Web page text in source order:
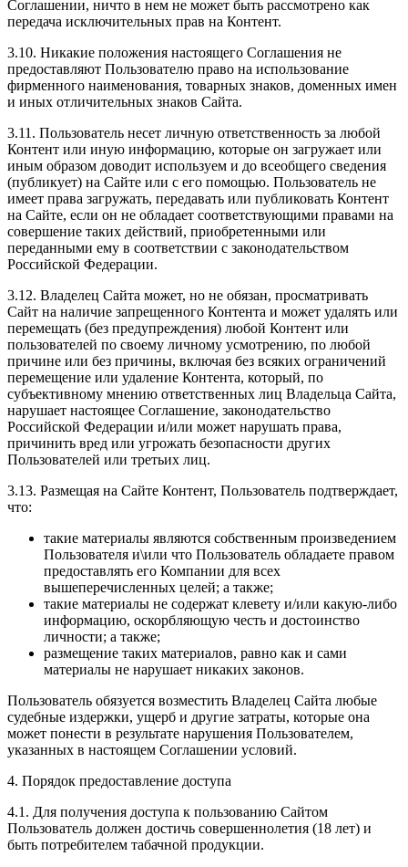
Соглашении, ничто в нем не может быть рассмотрено как
передача исключительных прав на Контент.
3.10. Никакие положения настоящего Соглашения не
предоставляют Пользователю право на использование
фирменного наименования, товарных знаков, доменных имен
и иных отличительных знаков Сайта.
3.11. Пользователь несет личную ответственность за любой
Контент или иную информацию, которые он загружает или
иным образом доводит используем и до всеобщего сведения
(публикует) на Сайте или с его помощью. Пользователь не
имеет права загружать, передавать или публиковать Контент
на Сайте, если он не обладает соответствующими правами на
совершение таких действий, приобретенными или
переданными ему в соответствии с законодательством
Российской Федерации.
3.12. Владелец Сайта может, но не обязан, просматривать
Сайт на наличие запрещенного Контента и может удалять или
перемещать (без предупреждения) любой Контент или
пользователей по своему личному усмотрению, по любой
причине или без причины, включая без всяких ограничений
перемещение или удаление Контента, который, по
субъективному мнению ответственных лиц Владельца Сайта,
нарушает настоящее Соглашение, законодательство
Российской Федерации и/или может нарушать права,
причинить вред или угрожать безопасности других
Пользователей или третьих лиц.
3.13. Размещая на Сайте Контент, Пользователь подтверждает,
что:
такие материалы являются собственным произведением
Пользователя и\или что Пользователь обладаете правом
предоставлять его Компании для всех
вышеперечисленных целей; а также;
такие материалы не содержат клевету и/или какую-либо
информацию, оскорбляющую честь и достоинство
личности; а также;
размещение таких материалов, равно как и сами
материалы не нарушает никаких законов.
Пользователь обязуется возместить Владелец Сайта любые
судебные издержки, ущерб и другие затраты, которые она
может понести в результате нарушения Пользователем,
указанных в настоящем Соглашении условий.
4. Порядок предоставление доступа
4.1. Для получения доступа к пользованию Сайтом
Пользователь должен достичь совершеннолетия (18 лет) и
быть потребителем табачной продукции.